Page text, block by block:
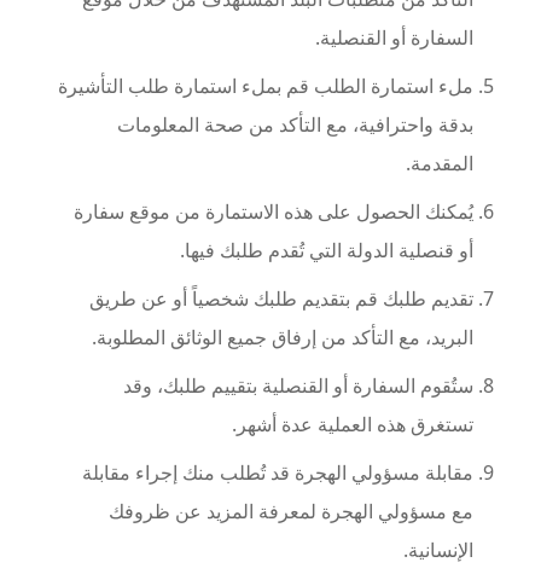
السفارة أو القنصلية.
ملء استمارة الطلب قم بملء استمارة طلب التأشيرة
بدقة واحترافية، مع التأكد من صحة المعلومات
المقدمة.
يُمكنك الحصول على هذه الاستمارة من موقع سفارة
أو قنصلية الدولة التي تُقدم طلبك فيها.
تقديم طلبك قم بتقديم طلبك شخصياً أو عن طريق
البريد، مع التأكد من إرفاق جميع الوثائق المطلوبة.
ستُقوم السفارة أو القنصلية بتقييم طلبك، وقد
تستغرق هذه العملية عدة أشهر.
مقابلة مسؤولي الهجرة قد تُطلب منك إجراء مقابلة
مع مسؤولي الهجرة لمعرفة المزيد عن ظروفك
الإنسانية.